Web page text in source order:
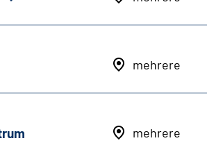
mehrere
mehrere